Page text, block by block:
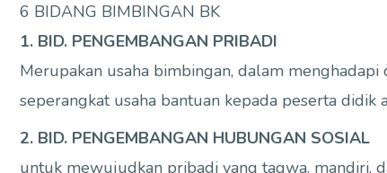
6 BIDANG BIMBINGAN BK
1. BID. PENGEMBANGAN PRIBADI
Merupakan usaha bimbingan, dalam
seperangkat usaha bantuan kepada peserta
2. BID. PENGEMBANGAN HUBUNGAN SOSIAL
untuk mewujudkan pribadi yang taqwa, mandiri,